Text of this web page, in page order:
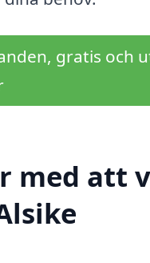
gratis och
med att